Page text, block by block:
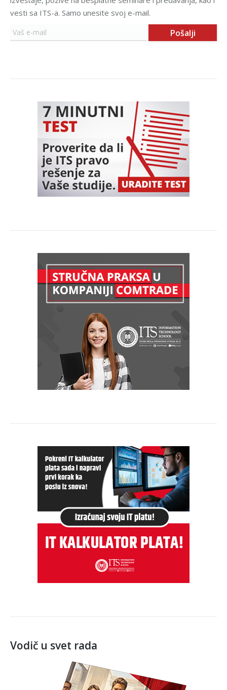
vesti sa ITS-a. Samo unesite svoj e-mail.
Vodič u svet rada